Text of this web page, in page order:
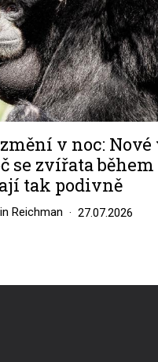
v noc:
se zvířata
tak podivně
Reichman 27.07.2026